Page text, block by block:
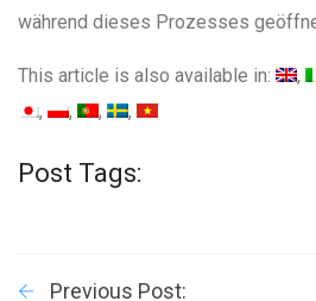
während dieses Prozesses
This article is also available in:
Post Tags:
Previous Post: